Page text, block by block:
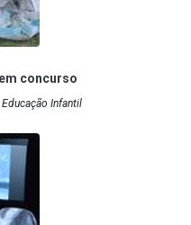
concurso
Infantil